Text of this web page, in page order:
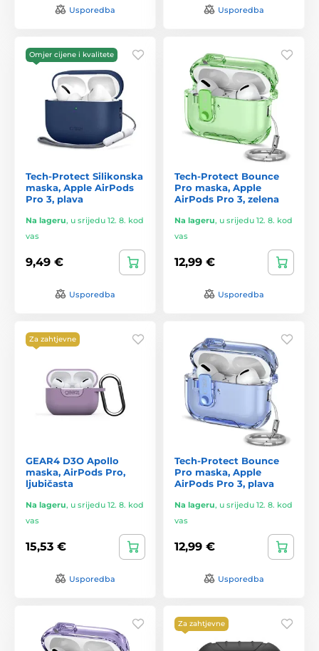
Usporedba Usporedba
Omjer cijene i kvalitete
Tech-Protect Silikonska
maska, Apple AirPods
Pro 3, plava
Na lageru, u srijedu 12. 8. kod
vas
9,49 €
Usporedba
Tech-Protect Bounce
Pro maska, Apple
AirPods Pro 3, zelena
Na lageru, u srijedu 12. 8. kod
vas
12,99 €
Usporedba
Za zahtjevne
GEAR4 D3O Apollo
maska, AirPods Pro,
ljubičasta
Na lageru, u srijedu 12. 8. kod
vas
15,53 €
Usporedba
Tech-Protect Bounce
Pro maska, Apple
AirPods Pro 3, plava
Na lageru, u srijedu 12. 8. kod
vas
12,99 €
Usporedba
Za zahtjevne